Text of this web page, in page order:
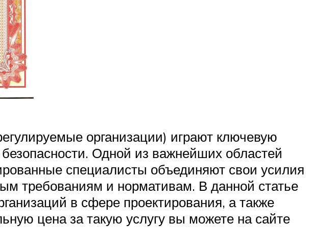
организации) играют ключевую
Одной из важнейших областей
специалисты объединяют свои усилия
требованиям и нормативам. В данной статье
в сфере проектирования, а также
цена за такую услугу вы можете на сайте